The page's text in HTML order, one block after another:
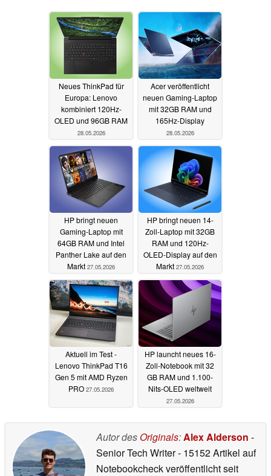
Neues ThinkPad für
Europa: Lenovo
kombiniert 120Hz-
OLED und 96GB RAM
28.05.2026
Acer veröffentlicht
neuen Gaming-Laptop
mit 32GB RAM und
165Hz-Display
28.05.2026
HP bringt neuen
Gaming-Laptop mit
64GB RAM und Intel
Panther Lake auf den
Markt 27.05.2026
HP bringt neuen 14-
Zoll-Laptop mit 32GB
RAM und 120Hz-
OLED-Display auf den
Markt 27.05.2026
Aktuell im Test -
Lenovo ThinkPad T16
Gen 5 mit AMD Ryzen
PRO 27.05.2026
HP launcht neues 16-
Zoll-Notebook mit 32
GB RAM und 1.100-
Nits-OLED weltweit
27.05.2026
Autor des Originals:Alex Alderson -
Senior Tech Writer- 15152 Artikel auf
Notebookcheck veröffentlichtseit